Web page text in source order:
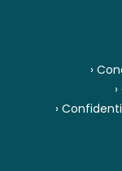
›
›